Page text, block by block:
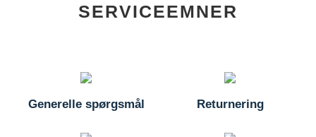
SERVICEEMNER
Generelle spørgsmål Returnering